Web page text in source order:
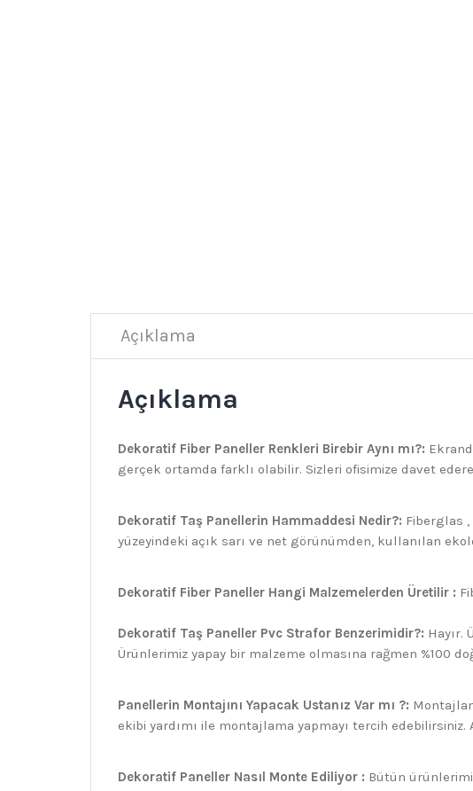
Açıklama
Açıklama
Dekoratif Fiber Paneller Renkleri Birebir Aynı mı?:
gerçek ortamda farklı olabilir. Sizleri ofisimize davet
Dekoratif Taş Panellerin Hammaddesi Nedir?: Fiberglas
yüzeyindeki açık sarı ve net görünümden, kullanılan
Dekoratif Fiber Paneller Hangi Malzemelerden Üretilir :
Dekoratif Taş Paneller Pvc Strafor Benzerimidir?: Hayır.
Ürünlerimiz yapay bir malzeme olmasına rağmen %100
Panellerin Montajını Yapacak Ustanız Var mı ?:
ekibi yardımı ile montajlama yapmayı tercih
Dekoratif Paneller Nasıl Monte Ediliyor : Bütün